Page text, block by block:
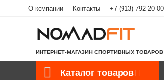
О компании Контакты +7 (913) 792 20 00
ИНТЕРНЕТ-МАГАЗИН СПОРТИВНЫХ ТОВАРОВ
Каталог товаров